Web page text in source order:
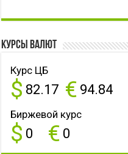
Курсы валют
Курс ЦБ
$ 82.17 € 94.84
Биржевой курс
$ 0 € 0